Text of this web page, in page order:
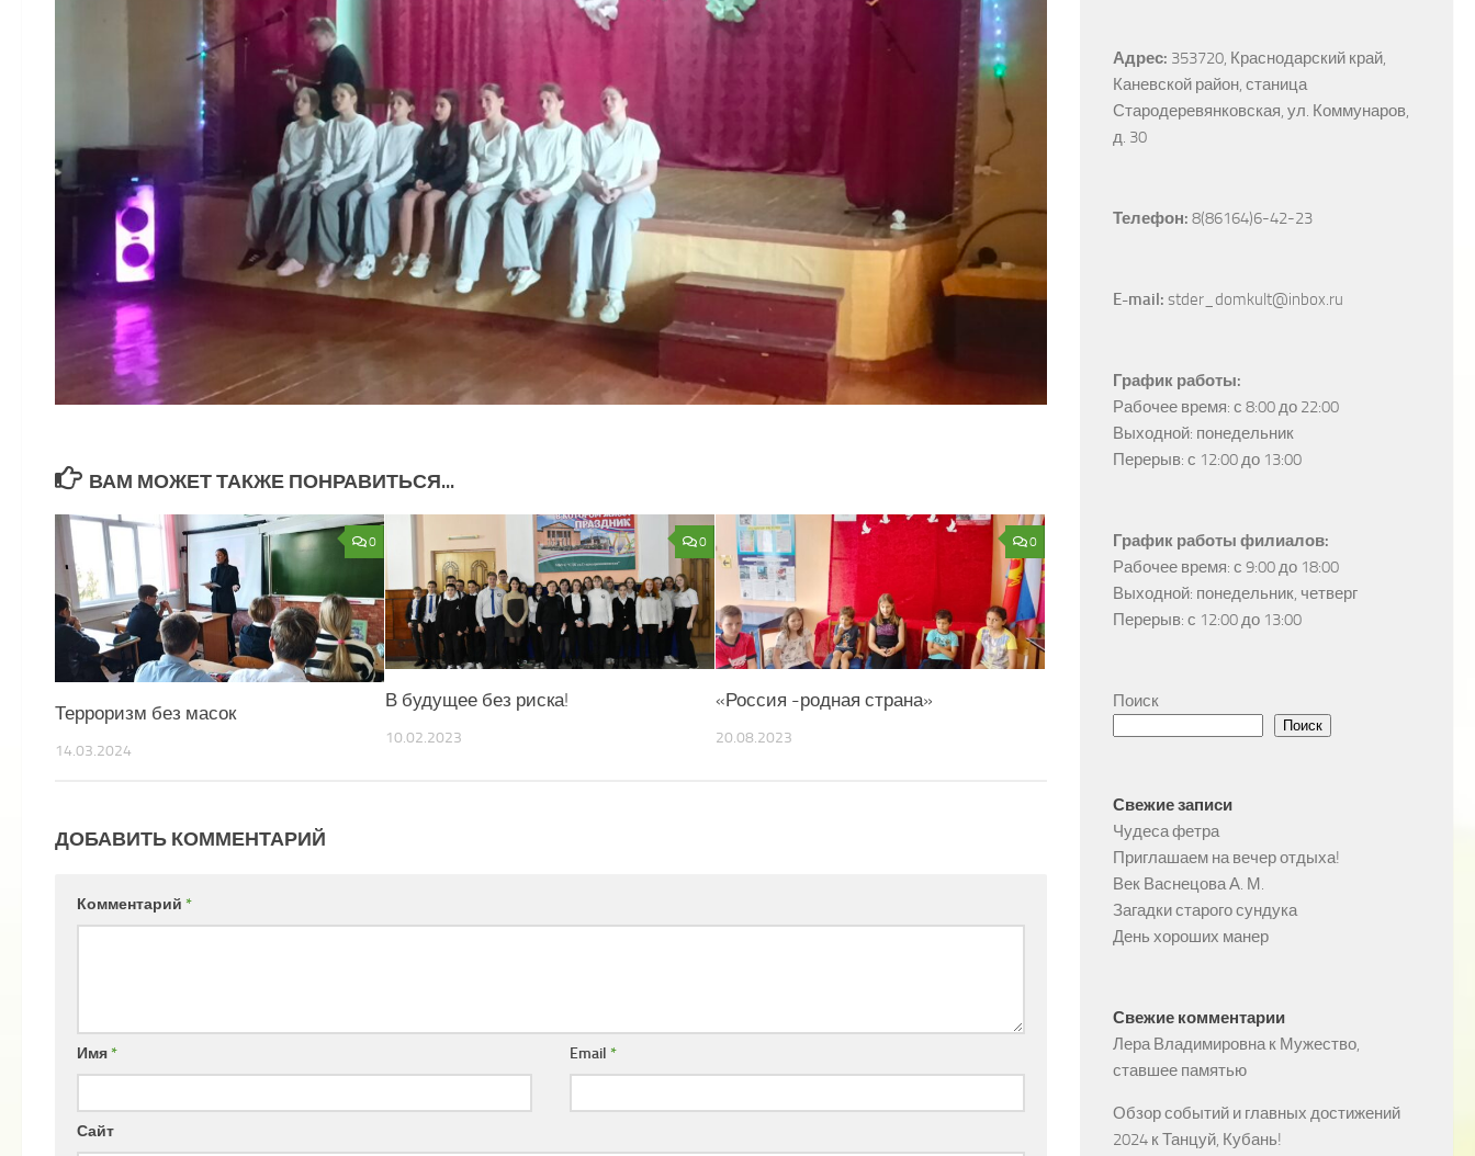
ВАМ МОЖЕТ ТАКЖЕ ПОНРАВИТЬСЯ...
0
Терроризм без масок
14.03.2024
0
В будущее без риска!
10.02.2023
0
«Россия -родная страна»
20.08.2023
ДОБАВИТЬ КОММЕНТАРИЙ
Комментарий *
Имя* Email*
Сайт
Адрес: 353720, Краснодарский край,
Каневской район, станица
Стародеревянковская, ул. Коммунаров,
д. 30
Телефон: 8(86164)6-42-23
E-mail: stder_domkult@inbox.ru
График работы:
Рабочее время: с 8:00 до 22:00
Выходной: понедельник
Перерыв: с 12:00 до 13:00
График работы филиалов:
Рабочее время: с 9:00 до 18:00
Выходной: понедельник, четверг
Перерыв: с 12:00 до 13:00
Поиск
Поиск
Свежие записи
Чудеса фетра
Приглашаем на вечер отдыха!
Век Васнецова А. М.
Загадки старого сундука
День хороших манер
Свежие комментарии
Лера Владимировнак Мужество,
ставшее памятью
Обзор событий и главных достижений
2024 кТанцуй, Кубань!